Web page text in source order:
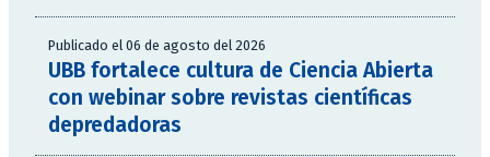
Publicado el 06 de agosto del 2026
UBB fortalece cultura de Ciencia Abierta
con webinar sobre revistas científicas
depredadoras